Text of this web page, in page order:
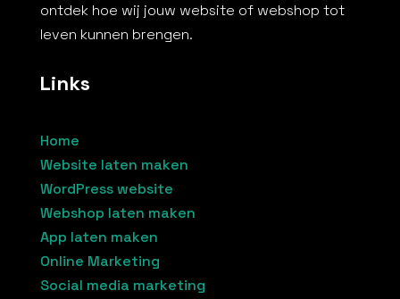
ontdek hoe wij jouw website of webshop tot
leven kunnen brengen.
Links
Home
Website laten maken
WordPress website
Webshop laten maken
App laten maken
Online Marketing
Social media marketing